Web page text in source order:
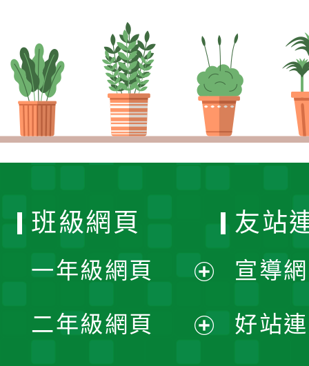
班級網頁
一年級網頁
開
二年級網頁
友站
宣導
好站